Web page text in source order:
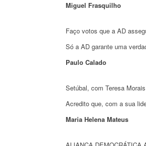
Miguel Frasquilho
Faço votos que a AD
Só a AD garante uma
Paulo Calado
Setúbal, com Teresa
Acredito que, com a sua
Maria Helena Mateus